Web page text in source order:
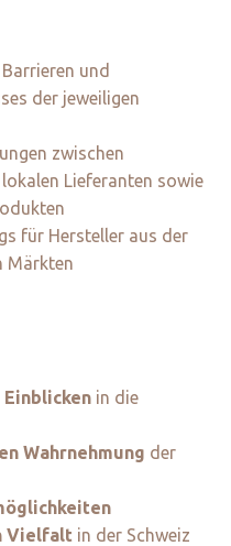
und
der jeweiligen
zwischen
Lieferanten sowie
für Hersteller aus der
Märkten
Einblicken in die
Wahrnehmung der
Vielfalt in der Schweiz